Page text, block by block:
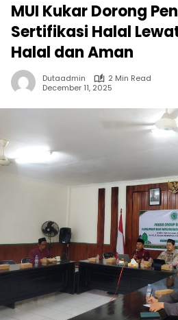
MUI Kukar Dorong
Sertifikasi Halal
Halal dan Aman
Dutaadmin
2 Min Read
December 11, 2025